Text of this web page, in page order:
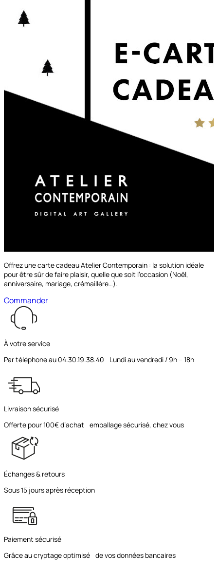
69.00€ Découvrir les options
Offrez une carte cadeau Atelier Contemporain : la solution idéale
pour être sûr de faire plaisir, quelle que soit l’occasion (Noël,
anniversaire, mariage, crémaillère…).
Commander
À votre service
Par téléphone au 04.30.19.38.40 Lundi au vendredi / 9h – 18h
Livraison sécurisé
Offerte pour 100€ d’achat emballage sécurisé, chez vous
Échanges & retours
Sous 15 jours après réception
Paiement sécurisé
Grâce au cryptage optimisé de vos données bancaires